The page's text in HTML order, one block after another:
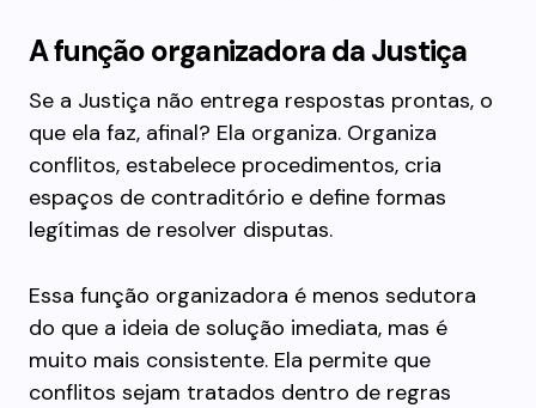
A função organizadora da Justiça
Se a Justiça não entrega respostas prontas, o
que ela faz, afinal? Ela organiza. Organiza
conflitos, estabelece procedimentos, cria
espaços de contraditório e define formas
legítimas de resolver disputas.
Essa função organizadora é menos sedutora
do que a ideia de solução imediata, mas é
muito mais consistente. Ela permite que
conflitos sejam tratados dentro de regras